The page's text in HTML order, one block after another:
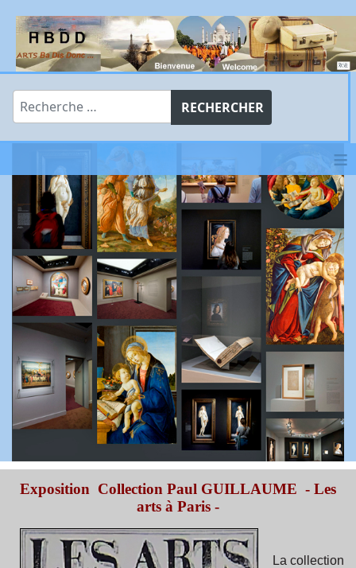
Rechercher
RECHERCHER
≡
Exposition Collection Paul GUILLAUME - Les
arts à Paris -
La collection